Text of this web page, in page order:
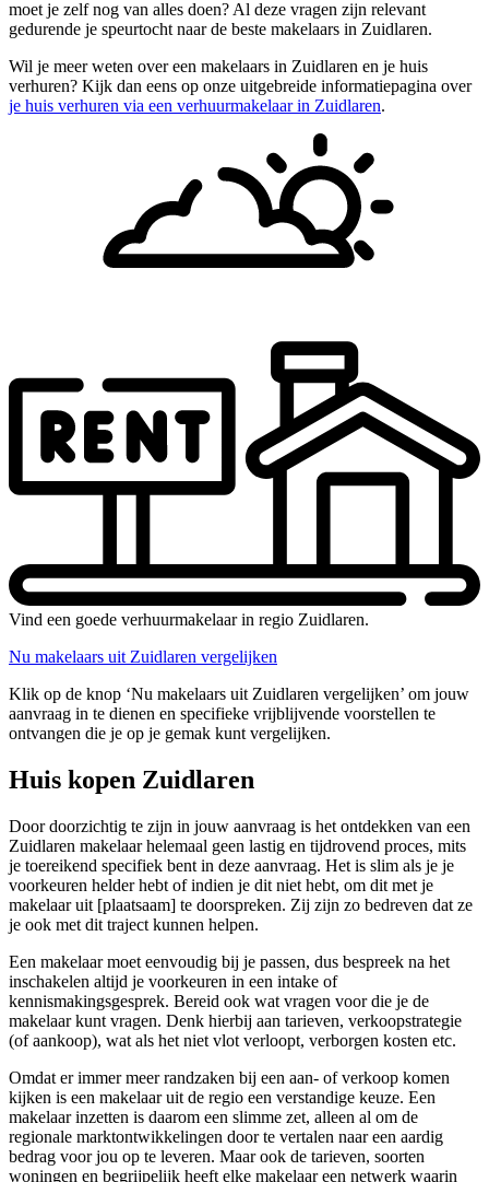
moet je zelf nog van alles doen? Al deze vragen zijn relevant
gedurende je speurtocht naar de beste makelaars in Zuidlaren.
Wil je meer weten over een makelaars in Zuidlaren en je huis
verhuren? Kijk dan eens op onze uitgebreide informatiepagina over
je huis verhuren via een verhuurmakelaar in Zuidlaren.
Vind een goede verhuurmakelaar in regio Zuidlaren.
Nu makelaars uit Zuidlaren vergelijken
Klik op de knop ‘Nu makelaars uit Zuidlaren vergelijken’ om jouw
aanvraag in te dienen en specifieke vrijblijvende voorstellen te
ontvangen die je op je gemak kunt vergelijken.
Huis kopen Zuidlaren
Door doorzichtig te zijn in jouw aanvraag is het ontdekken van een
Zuidlaren makelaar helemaal geen lastig en tijdrovend proces, mits
je toereikend specifiek bent in deze aanvraag. Het is slim als je je
voorkeuren helder hebt of indien je dit niet hebt, om dit met je
makelaar uit [plaatsaam] te doorspreken. Zij zijn zo bedreven dat ze
je ook met dit traject kunnen helpen.
Een makelaar moet eenvoudig bij je passen, dus bespreek na het
inschakelen altijd je voorkeuren in een intake of
kennismakingsgesprek. Bereid ook wat vragen voor die je de
makelaar kunt vragen. Denk hierbij aan tarieven, verkoopstrategie
(of aankoop), wat als het niet vlot verloopt, verborgen kosten etc.
Omdat er immer meer randzaken bij een aan- of verkoop komen
kijken is een makelaar uit de regio een verstandige keuze. Een
makelaar inzetten is daarom een slimme zet, alleen al om de
regionale marktontwikkelingen door te vertalen naar een aardig
bedrag voor jou op te leveren. Maar ook de tarieven, soorten
woningen en begrijpelijk heeft elke makelaar een netwerk waarin